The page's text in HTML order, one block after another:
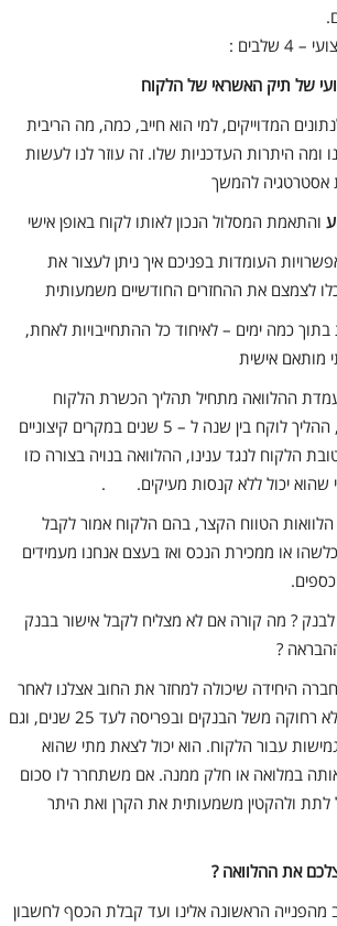
:
של תיק האשראי של הלקוח
המדוייקים, למי הוא חייב, כמה, מה הריבית
ומה היתרות העדכניות שלו. זה עוזר לנו לעשות
אסטרטגיה להמשך
והתאמת המסלול הנכון לאותו לקוח באופן אישי
העומדות בפניכם איך ניתן לעצור את
לצמצם את ההחזרים החודשיים משמעותית
בתוך כמה ימים – לאיחוד כל ההתחייבויות לאחת,
מותאם אישית
ההלוואה מתחיל תהליך הכשרת הלקוח
וחזרתו למסלול הבנקאי, ההליך לוקח בין שנה ל – 5 שנים במקרים קיצוניים
הלקוח לנגד ענינו, ההלוואה בנויה בצורה כזו
יכול ללא קנסות מעיקים.
.
הלוואות הטווח הקצר, בהם הלקוח אמור לקבל
או ממכירת הנכס ואז בעצם אנחנו מעמידים
לבנק ? מה קורה אם לא מצליח לקבל אישור בבנק
?
היחידה שיכולה למחזר את החוב אצלנו לאחר
תקופת הגישור בריבית לא רחוקה משל הבנקים ובפריסה לעד 25 שנים, וגם
עבור הלקוח. הוא יכול לצאת מתי שהוא
במלואה או חלק ממנה. אם משתחרר לו סכום
לתת ולהקטין משמעותית את הקרן ואת היתר
את ההלוואה ?
מהפנייה הראשונה אלינו ועד קבלת הכסף לחשבון